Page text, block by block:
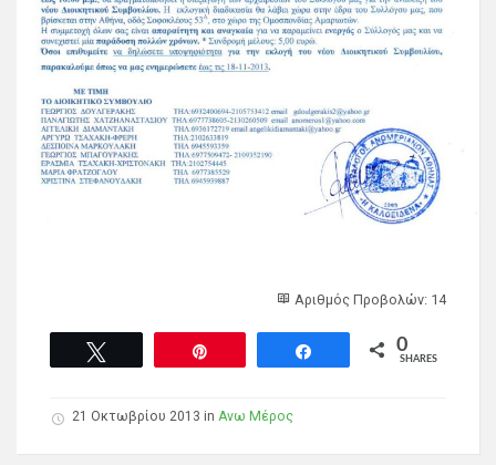
Αριθμός Προβολών: 14
0
SHARES
21 Οκτωβρίου 2013 in Ανω Μέρος